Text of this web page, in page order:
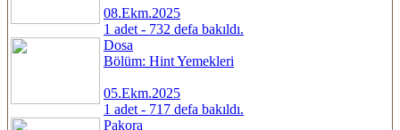
08.Ekm.2025
1 adet - 732 defa bakıldı.
Dosa
Bölüm: Hint Yemekleri
05.Ekm.2025
1 adet - 717 defa bakıldı.
Pakora